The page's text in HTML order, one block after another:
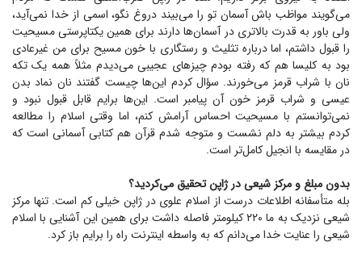
می‌گویند مواظب باش آسمان تو را می‌بیند دروغ نگو، اسمی از خدا نمی‌آید،
ولی باور به قدرت بالاتری در آسمان‌ها دارند برای همین یکتاپرستی مسیحیت
را قبول داشتم، اما درباره تثلیث و رستگاری با خون مسیح برای من غیرعادی
بود به کلیسا هم که رفته بودم چیز‌های عجیبی می‌دیدم مثلاً همه یک تکه
نان با شراب قرمز می‌خورند. سؤال کردم این‌ها چیست گفتند نان نماد بدن
عیسی و شراب قرمز خون آن پیامبر است. این‌ها برایم قابل قبول نبود و
نمی‌توانستم با مسیحیت احساس آرامش کنم، اما وقتی اسلام را مطالعه
کردم بیشتر به دلم نشست و متوجه شدم قرآن هم کتابی آسمانی است که
در مقایسه با انجیل کامل‌تر است.
بدون مبلغ و مرکز شیعی در ژاپن تحقیق می‌کردید؟
بله متأسفانه اطلاعات درست از اسلام علوی در ژاپن خیلی کم است. تنها مرکز
شیعی نزدیک به ما ۲۲۰ کیلومتر فاصله داشت برای همین این آشنایی با اسلام
شیعی را عنایت خدا می‌دانم که به واسطه اینترنت راه را برایم باز کرد.